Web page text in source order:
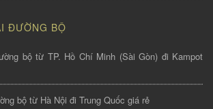
ĐƯỜNG BỘ
bộ từ TP. Hồ Chí Minh (Sài Gòn) đi Kampot
bộ từ Hà Nội đi Trung Quốc giá rẻ